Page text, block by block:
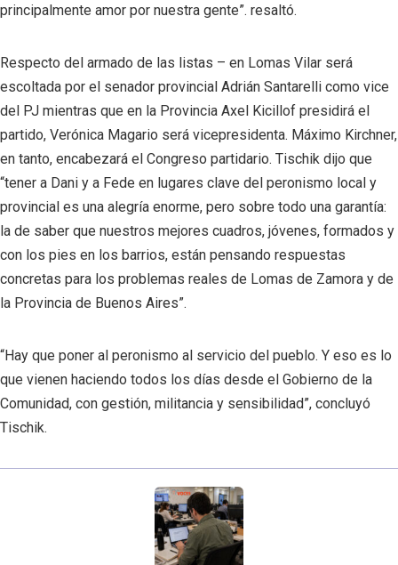
principalmente amor por nuestra gente”. resaltó.
Respecto del armado de las listas – en Lomas Vilar será
escoltada por el senador provincial Adrián Santarelli como vice
del PJ mientras que en la Provincia Axel Kicillof presidirá el
partido, Verónica Magario será vicepresidenta. Máximo Kirchner,
en tanto, encabezará el Congreso partidario. Tischik dijo que
“tener a Dani y a Fede en lugares clave del peronismo local y
provincial es una alegría enorme, pero sobre todo una garantía:
la de saber que nuestros mejores cuadros, jóvenes, formados y
con los pies en los barrios, están pensando respuestas
concretas para los problemas reales de Lomas de Zamora y de
la Provincia de Buenos Aires”.
“Hay que poner al peronismo al servicio del pueblo. Y eso es lo
que vienen haciendo todos los días desde el Gobierno de la
Comunidad, con gestión, militancia y sensibilidad”, concluyó
Tischik.